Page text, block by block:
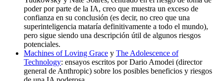
poder por parte de la IA, creo que muestra un exceso de
confianza en su conclusión (es decir, no creo que una
superinteligencia mataría definitivamente a todo el mundo),
pero sigue siendo una descripción útil de algunos riesgos
potenciales.
Machines of Loving Grace y The Adolescence of
Technology: ensayos escritos por Dario Amodei (director
general de Anthropic) sobre los posibles beneficios y riesgos